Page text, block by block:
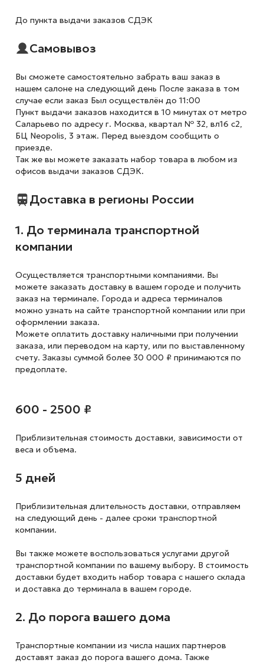
До пункта выдачи заказов СДЭК
Самовывоз
Вы сможете самостоятельно забрать ваш заказ в
нашем салоне на следующий день После заказа в том
случае если заказ Был осуществлён до 11:00
Пункт выдачи заказов находится в 10 минутах от метро
Саларьево по адресу г. Москва, квартал № 32, вл16 с2,
БЦ Neopolis, 3 этаж. Перед выездом сообщить о
приезде.
Так же вы можете заказать набор товара в любом из
офисов выдачи заказов СДЭК.
Доставка в регионы России
1. До терминала транспортной
компании
Осуществляется транспортными компаниями. Вы
можете заказать доставку в вашем городе и получить
заказ на терминале. Города и адреса терминалов
можно узнать на сайте транспортной компании или при
оформлении заказа.
Можете оплатить доставку наличными при получении
заказа, или переводом на карту, или по выставленному
счету. Заказы суммой более 30 000 ₽ принимаются по
предоплате.
600 - 2500 ₽
Приблизительная стоимость доставки, зависимости от
веса и объема.
5 дней
Приблизительная длительность доставки, отправляем
на следующий день - далее сроки транспортной
компании.
Вы также можете воспользоваться услугами другой
транспортной компании по вашему выбору. В стоимость
доставки будет входить набор товара с нашего склада
и доставка до терминала в вашем городе.
2. До порога вашего дома
Транспортные компании из числа наших партнеров
доставят заказ до порога вашего дома. Также